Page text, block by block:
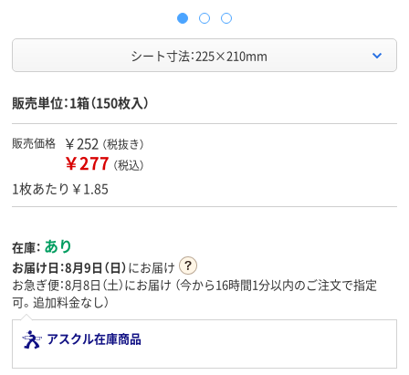
シート寸法：225×210mm
販売単位：1箱（150枚入）
販売価格 ￥252 （税抜き）
￥277 （税込）
1枚あたり￥1.85
在庫： あり
お届け日：8月9日（日）にお届け
お急ぎ便：8月8日（土）にお届け （今から16時間1分以内のご注文で指定
可。追加料金なし）
アスクル在庫商品